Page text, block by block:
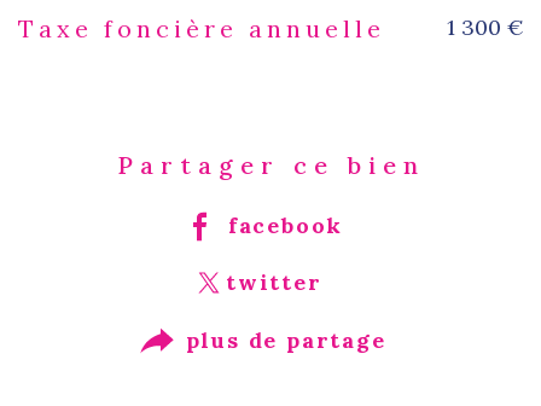
Taxe foncière annuelle 1 300 €
Partager ce bien
facebook
twitter
plus de partage